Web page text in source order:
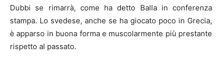
Dubbi se rimarrà, come ha detto Balla in conferenza
stampa. Lo svedese, anche se ha giocato poco in Grecia,
è apparso in buona forma e muscolarmente più prestante
rispetto al passato.